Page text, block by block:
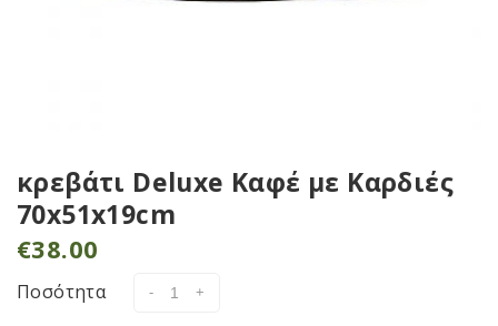
κρεβάτι Deluxe Καφέ με Καρδιές
70x51x19cm
€38.00
Ποσότητα